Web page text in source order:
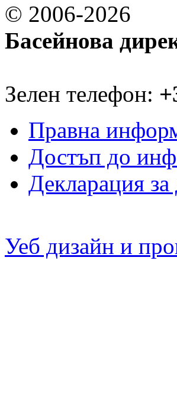
© 2006-2026
Басейнова
Зелен телефон:
Правна
Достъп до
Декларация
Уеб дизайн и